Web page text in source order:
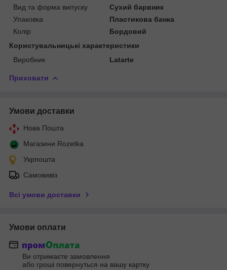
Вид та форма випуску
Сухий барвник
Упаковка
Пластикова банка
Колір
Бордовий
Користувальницькі характеристики
Виробник
Latarte
Приховати
Умови доставки
Нова Пошта
Магазини Rozetka
Укрпошта
Самовивіз
Всі умови доставки
Умови оплати
Ви отримаєте замовлення
або гроші повернуться на вашу картку